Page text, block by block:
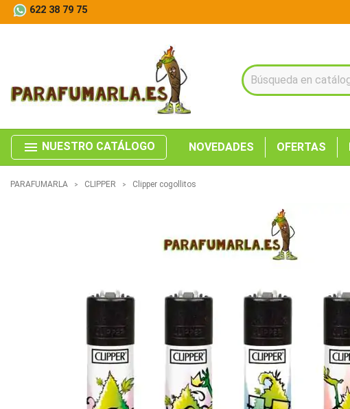
622 38 79 75
menu NUESTRO CATÁLOGO NOVEDADES OFERTAS
PARAFUMARLA CLIPPER Clipper cogollitos